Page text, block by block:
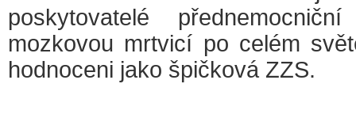
poskytovatelé
mozkovou mrtvicí po celém
hodnoceni jako špičková ZZS.